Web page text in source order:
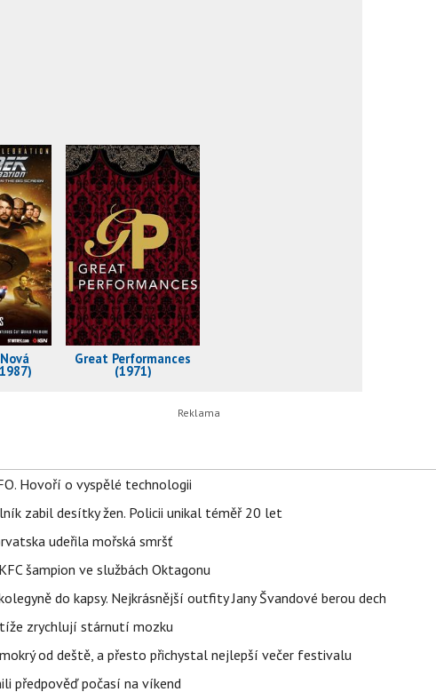
Great Performances
(1971)
Hovoří o vyspělé technologii
zabil desítky žen. Policii unikal téměř 20 let
udeřila mořská smršť
šampion ve službách Oktagonu
do kapsy. Nejkrásnější outfity Jany Švandové berou dech
zrychlují stárnutí mozku
od deště, a přesto přichystal nejlepší večer festivalu
předpověď počasí na víkend